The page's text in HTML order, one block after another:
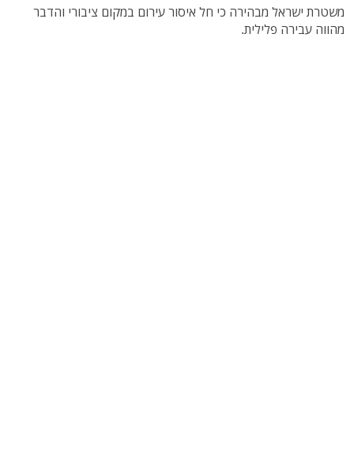
משטרת ישראל מבהירה כי חל איסור עירום במקום ציבורי והדבר
מהווה עבירה פלילית.